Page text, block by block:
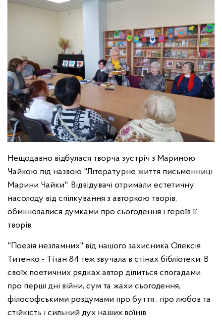
Нещодавно відбулася творча зустріч з Мариною
Чайкою під назвою "Літературне життя письменниці
Марини Чайки". Відвідувачі отримали естетичну
насолоду від спілкування з авторкою творів,
обмінювалися думками про сьогодення і героїв її
творів.
"Поезія незламних" від нашого захисника Олексія
Титенко - Тітан 84 теж звучала в стінах бібліотеки. В
своїх поетичних рядках автор ділиться спогадами
про перші дні війни, сум та жахи сьогодення,
філософськими роздумами про буття , про любов та
стійкість і сильний дух наших воїнів